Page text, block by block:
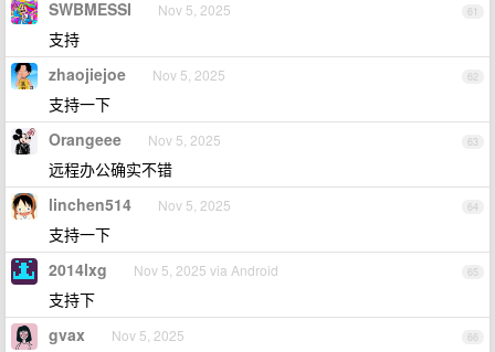
61
SWBMESSI Nov 5, 2025
支持
62
zhaojiejoe Nov 5, 2025
支持一下
63
Orangeee Nov 5, 2025
远程办公确实不错
64
linchen514 Nov 5, 2025
支持一下
65
2014lxg Nov 5, 2025 via Android
支持下
66
gvax Nov 5, 2025